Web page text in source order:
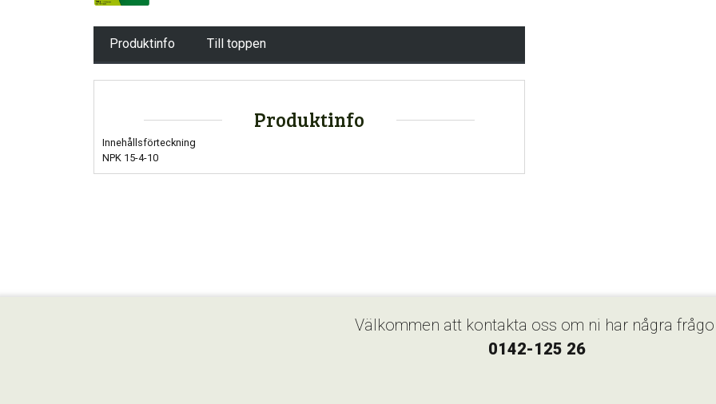
Produktinfo Till toppen
Produktinfo
Innehållsförteckning
NPK 15-4-10
Välkommen att kontakta oss om ni har några
0142-125 26